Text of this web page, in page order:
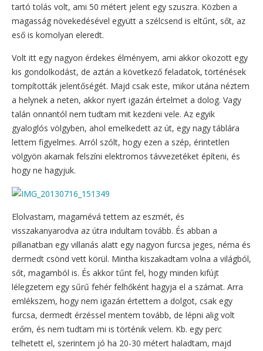
tartó tolás volt, ami 50 métert jelent egy szuszra. Közben a
magasság növekedésével együtt a szélcsend is eltűnt, sőt, az
eső is komolyan eleredt.
Volt itt egy nagyon érdekes élményem, ami akkor okozott egy
kis gondolkodást, de aztán a következő feladatok, történések
tompították jelentőségét. Majd csak este, mikor utána néztem
a helynek a neten, akkor nyert igazán értelmet a dolog. Vagy
talán onnantól nem tudtam mit kezdeni vele. Az egyik
gyaloglós völgyben, ahol emelkedett az út, egy nagy táblára
lettem figyelmes. Arról szólt, hogy ezen a szép, érintetlen
völgyön akarnak felszíni elektromos távvezetéket építeni, és
hogy ne hagyjuk.
Elolvastam, magamévá tettem az eszmét, és
visszakanyarodva az útra indultam tovább. És abban a
pillanatban egy villanás alatt egy nagyon furcsa jeges, néma és
dermedt csönd vett körül. Mintha kiszakadtam volna a világból,
sőt, magamból is. És akkor tűnt fel, hogy minden kifújt
lélegzetem egy sűrű fehér felhőként hagyja el a számat. Arra
emlékszem, hogy nem igazán értettem a dolgot, csak egy
furcsa, dermedt érzéssel mentem tovább, de lépni alig volt
erőm, és nem tudtam mi is történik velem. Kb. egy perc
telhetett el, szerintem jó ha 20-30 métert haladtam, majd